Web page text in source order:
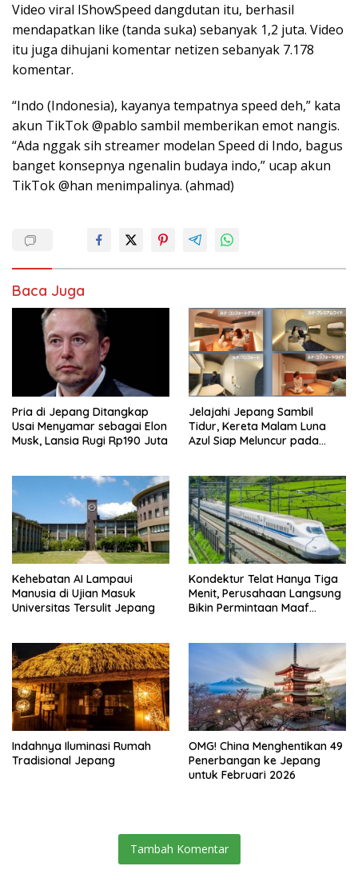
Video viral IShowSpeed dangdutan itu, berhasil
mendapatkan like (tanda suka) sebanyak 1,2 juta. Video
itu juga dihujani komentar netizen sebanyak 7.178
komentar.
“Indo (Indonesia), kayanya tempatnya speed deh,” kata
akun TikTok @pablo sambil memberikan emot nangis.
“Ada nggak sih streamer modelan Speed di Indo, bagus
banget konsepnya ngenalin budaya indo,” ucap akun
TikTok @han menimpalinya. (ahmad)
Baca Juga
Pria di Jepang Ditangkap
Usai Menyamar sebagai Elon
Musk, Lansia Rugi Rp190 Juta
Jelajahi Jepang Sambil
Tidur, Kereta Malam Luna
Azul Siap Meluncur pada
Kehebatan AI Lampaui
Manusia di Ujian Masuk
Universitas Tersulit Jepang
Kondektur Telat Hanya Tiga
Menit, Perusahaan Langsung
Bikin Permintaan Maaf
Indahnya Iluminasi Rumah
Tradisional Jepang
OMG! China Menghentikan 49
Penerbangan ke Jepang
untuk Februari 2026
Tambah Komentar